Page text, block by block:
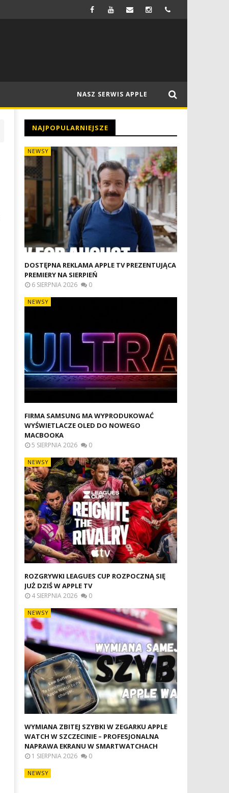
NEWSY
NASZ SERWIS APPLE
NAJPOPULARNIEJSZE
NEWSY
DOSTĘPNA REKLAMA APPLE TV PREZENTUJĄCA
PREMIERY NA SIERPIEŃ
6 SIERPNIA 2026 0
NEWSY
FIRMA SAMSUNG MA WYPRODUKOWAĆ
WYŚWIETLACZE OLED DO NOWEGO
MACBOOKA
5 SIERPNIA 2026 0
NEWSY
ROZGRYWKI LEAGUES CUP ROZPOCZNĄ SIĘ
JUŻ DZIŚ W APPLE TV
4 SIERPNIA 2026 0
NEWSY
WYMIANA ZBITEJ SZYBKI W ZEGARKU APPLE
WATCH W SZCZECINIE – PROFESJONALNA
NAPRAWA EKRANU W SMARTWATCHACH
1 SIERPNIA 2026 0
NEWSY